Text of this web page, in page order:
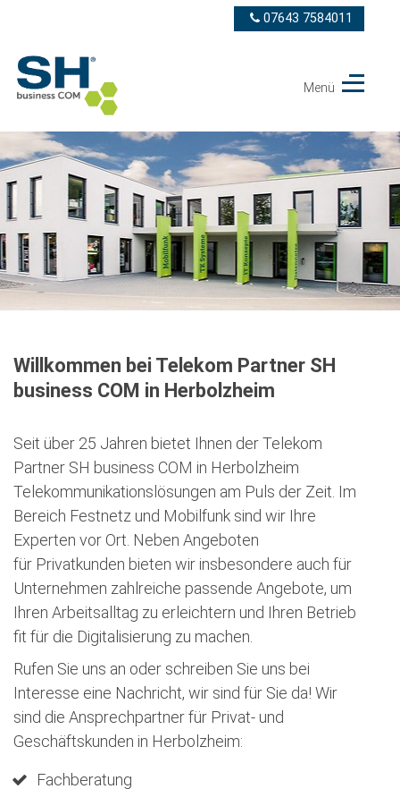
07643 7584011
Partner
business
COM
GmbH
Menü
Willkommen bei Telekom Partner SH
business COM in Herbolzheim
Seit über 25 Jahren bietet Ihnen der Telekom
Partner SH business COM in Herbolzheim
Telekommunikationslösungen am Puls der Zeit. Im
Bereich Festnetz und Mobilfunk sind wir Ihre
Experten vor Ort. Neben Angeboten
für Privatkunden bieten wir insbesondere auch für
Unternehmen zahlreiche passende Angebote, um
Ihren Arbeitsalltag zu erleichtern und Ihren Betrieb
fit für die Digitalisierung zu machen.
Rufen Sie uns an oder schreiben Sie uns bei
Interesse eine Nachricht, wir sind für Sie da! Wir
sind die Ansprechpartner für Privat- und
Geschäftskunden in Herbolzheim:
Fachberatung